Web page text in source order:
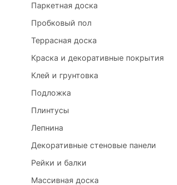
Паркетная доска
Пробковый пол
Террасная доска
Краска и декоративные покрытия
Клей и грунтовка
Подложка
Плинтусы
Лепнина
Декоративные стеновые панели
Рейки и балки
Массивная доска